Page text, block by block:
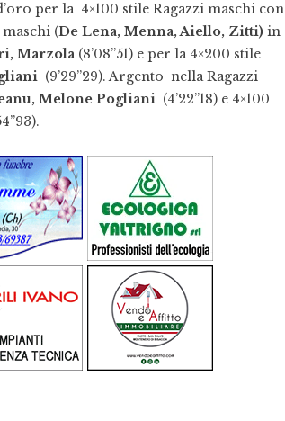
per la 4×100 stile Ragazzi maschi con
maschi (De Lena, Menna, Aiello, Zitti) in
Marzola (8’08”51) e per la 4×200 stile
(9’29”29). Argento nella Ragazzi
Melone Pogliani (4’22”18) e 4×100